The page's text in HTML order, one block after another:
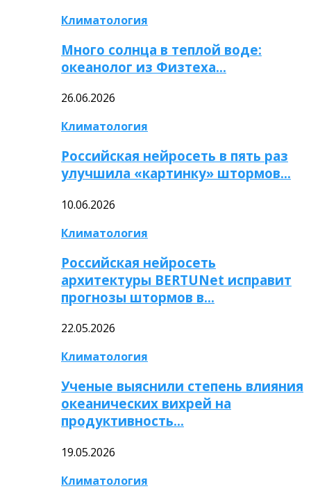
Климатология
Много солнца в теплой воде:
океанолог из Физтеха…
26.06.2026
Климатология
Российская нейросеть в пять раз
улучшила «картинку» штормов…
10.06.2026
Климатология
Российская нейросеть
архитектуры BERTUNet исправит
прогнозы штормов в…
22.05.2026
Климатология
Ученые выяснили степень влияния
океанических вихрей на
продуктивность…
19.05.2026
Климатология